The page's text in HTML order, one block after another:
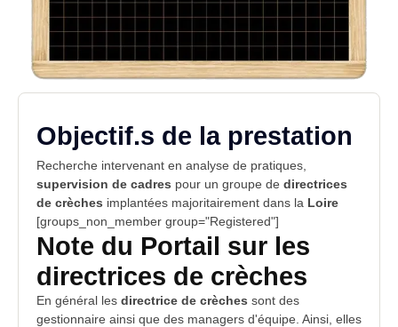
Objectif.s de la prestation
Recherche intervenant en analyse de pratiques,
supervision de cadres pour un groupe de directrices
de crèches implantées majoritairement dans la Loire
[groups_non_member group="Registered"]
Note du Portail sur les
directrices de crèches
En général les directrice de crèches sont des
gestionnaire ainsi que des managers d'équipe. Ainsi, elles